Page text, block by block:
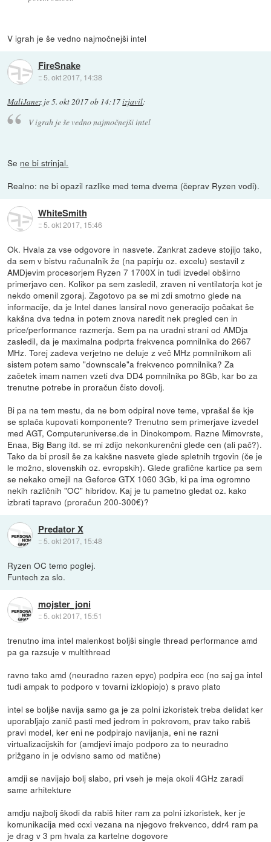
V igrah je še vedno najmočnejši intel
FireSnake
:: 5. okt 2017, 14:38
MaliJanez je5. okt 2017 ob 14:17izjavil:
V igrah je še vedno najmočnejši intel
Se ne bi strinjal.
Realno: ne bi opazil razlike med tema dvema (čeprav Ryzen vodi).
WhiteSmith
::5. okt 2017, 15:46
Ok. Hvala za vse odgovore in nasvete. Zankrat zadeve stojijo tako,
da sem v bistvu računalnik že (na papirju oz. excelu) sestavil z
AMDjevim procesorjem Ryzen 7 1700X in tudi izvedel obširno
primerjavo cen. Kolikor pa sem zasledil, zraven ni ventilatorja kot je
nekdo omenil zgoraj. Zagotovo pa se mi zdi smotrno glede na
informacije, da je Intel danes lansiral novo generacijo počakat še
kakšna dva tedna in potem znova naredit nek pregled cen in
price/performance razmerja. Sem pa na uradni strani od AMDja
zasledil, da je maximalna podprta frekvenca pomnilnika do 2667
MHz. Torej zadeva verjetno ne deluje z več MHz pomnilnikom ali
sistem potem samo "downscale"a frekvenco pomnilnika? Za
začetek imam namen vzeti dva DD4 pomnilnika po 8Gb, kar bo za
trenutne potrebe in proračun čisto dovolj.
Bi pa na tem mestu, da ne bom odpiral nove teme, vprašal še kje
se splača kupovati komponente? Trenutno sem primerjave izvedel
med AGT, Computeruniverse.de in Dinokompom. Razne Mimovrste,
Enaa, Big Bang itd. se mi zdijo nekonkurenčni glede cen (ali pač?).
Tako da bi prosil še za kakšne nasvete glede spletnih trgovin (če je
le možno, slovenskih oz. evropskih). Glede grafične kartice pa sem
se nekako omejil na Geforce GTX 1060 3Gb, ki pa ima ogromno
nekih različnih "OC" hibridov. Kaj je tu pametno gledat oz. kako
izbrati tapravo (proračun 200-300€)?
Predator X
:: 5. okt 2017, 15:48
Ryzen OC temo poglej.
Funtech za slo.
mojster_joni
::5. okt 2017, 15:51
trenutno ima intel malenkost boljši single thread performance amd
pa ga razsuje v multithread
ravno tako amd (neuradno razen epyc) podpira ecc (no saj ga intel
tudi ampak to podporo v tovarni izklopiojo) s pravo plato
intel se boljše navija samo ga je za polni izkoristek treba delidat ker
uporabljajo zanič pasti med jedrom in pokrovom, prav tako rabiš
pravi model, ker eni ne podpirajo navijanja, eni ne razni
virtualizacijskih for (amdjevi imajo podporo za to neuradno
prižgano in je odvisno samo od matične)
amdji se navijajo bolj slabo, pri vseh je meja okoli 4GHz zaradi
same arhitekture
amdju najbolj škodi da rabiš hiter ram za polni izkoristek, ker je
komunikacija med ccxi vezana na njegovo frekvenco, ddr4 ram pa
je drag v 3 pm hvala za kartelne dogovore